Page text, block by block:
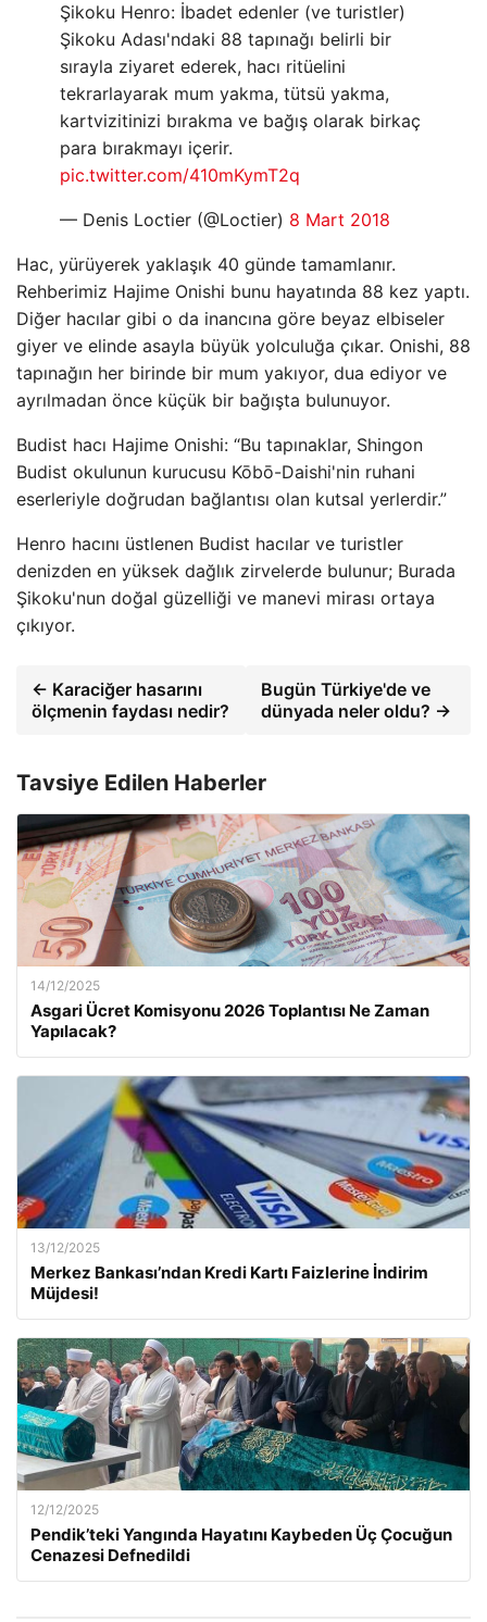
Şikoku Henro: İbadet edenler (ve turistler)
Şikoku Adası'ndaki 88 tapınağı belirli bir
sırayla ziyaret ederek, hacı ritüelini
tekrarlayarak mum yakma, tütsü yakma,
kartvizitinizi bırakma ve bağış olarak birkaç
para bırakmayı içerir.
pic.twitter.com/410mKymT2q
— Denis Loctier (@Loctier) 8 Mart 2018
Hac, yürüyerek yaklaşık 40 günde tamamlanır.
Rehberimiz Hajime Onishi bunu hayatında 88 kez yaptı.
Diğer hacılar gibi o da inancına göre beyaz elbiseler
giyer ve elinde asayla büyük yolculuğa çıkar. Onishi, 88
tapınağın her birinde bir mum yakıyor, dua ediyor ve
ayrılmadan önce küçük bir bağışta bulunuyor.
Budist hacı Hajime Onishi: “Bu tapınaklar, Shingon
Budist okulunun kurucusu Kōbō-Daishi'nin ruhani
eserleriyle doğrudan bağlantısı olan kutsal yerlerdir.”
Henro hacını üstlenen Budist hacılar ve turistler
denizden en yüksek dağlık zirvelerde bulunur; Burada
Şikoku'nun doğal güzelliği ve manevi mirası ortaya
çıkıyor.
← Karaciğer hasarını
ölçmenin faydası nedir?
Bugün Türkiye'de ve
dünyada neler oldu? →
Tavsiye Edilen Haberler
14/12/2025
Asgari Ücret Komisyonu 2026 Toplantısı Ne Zaman
Yapılacak?
13/12/2025
Merkez Bankası’ndan Kredi Kartı Faizlerine İndirim
Müjdesi!
12/12/2025
Pendik’teki Yangında Hayatını Kaybeden Üç Çocuğun
Cenazesi Defnedildi